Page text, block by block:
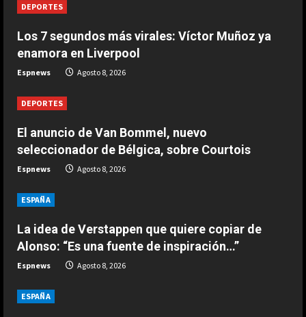
DEPORTES
Los 7 segundos más virales: Víctor
Muñoz ya enamora en Liverpool
3
África también se rinde a Gianni
Infantino
Agosto 7, 2026
4
Noruega pide la dimisión de
Infantino
Agosto 7, 2026
DEPORTES
Los 7 segundos más virales: Víctor Muñoz ya
enamora en Liverpool
Espnews Agosto 8, 2026
DEPORTES
El anuncio de Van Bommel, nuevo
seleccionador de Bélgica, sobre Courtois
Espnews Agosto 8, 2026
ESPAÑA
La idea de Verstappen que quiere copiar de
Alonso: “Es una fuente de inspiración…”
Espnews Agosto 8, 2026
ESPAÑA